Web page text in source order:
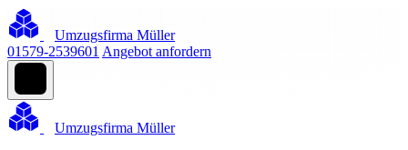
Umzugsfirma Müller
01579-2539601 Angebot anfordern
Umzugsfirma Müller